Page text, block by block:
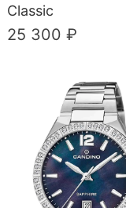
Classic
25 300 ₽